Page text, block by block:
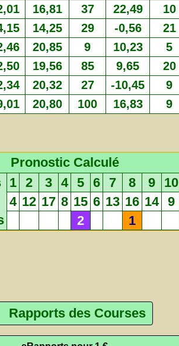
16,81 37 22,49 10
14,25 29 -0,56 21
20,85 9 10,23 5
19,56 85 9,65 20
20,32 27 -10,45 9
20,80 100 16,83 9
Pronostic Calculé
1 2 3 4 5 6 7 8 9 10
4 12 17 8 15 6 13 16 14 9
2 1
Rapports des Courses